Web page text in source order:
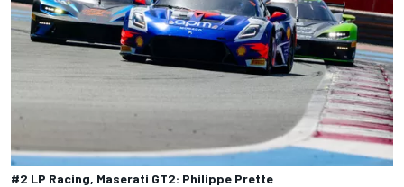
#2 LP Racing, Maserati GT2: Philippe Prette